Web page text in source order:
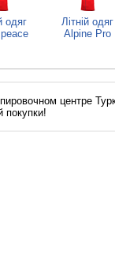
одяг
Літній одяг
Alpine Pro
центре
покупки!